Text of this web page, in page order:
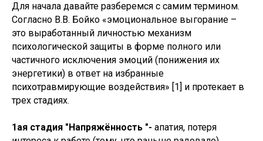
Для начала давайте разберемся с самим термином.
Согласно В.В. Бойко «эмоциональное выгорание –
это выработанный личностью механизм
психологической защиты в форме полного или
частичного исключения эмоций (понижения их
энергетики) в ответ на избранные
психотравмирующие воздействия» [1] и протекает в
трех стадиях.
1ая стадия "Напряжённость "- апатия, потеря